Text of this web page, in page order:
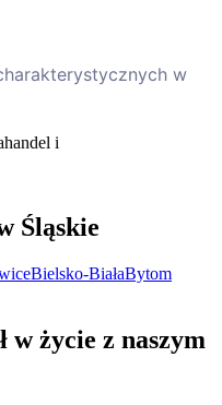
w
handel i
Śląskie
Bielsko-BiałaBytom
w życie z naszym